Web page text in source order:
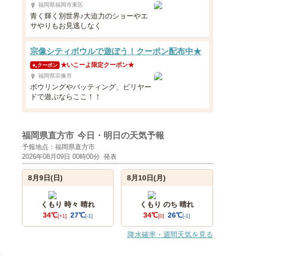
福岡県福岡市東区
青く輝く別世界♪大迫力のショーやエ
サやりもお見逃しなく
宗像シティボウルで遊ぼう！クーポン配布中★
クーポン ★いこーよ限定クーポン★
福岡県宗像市
ボウリングやバッティング、ビリヤー
ドで遊ぶならここ！！
福岡県直方市 今日・明日の天気予報
予報地点：福岡県直方市
2026年08月09日 00時00分 発表
8月9日(日)
くもり 時々 晴れ
34℃[+1] 27℃[-1]
8月10日(月)
くもり のち 晴れ
34℃[0] 26℃[-1]
降水確率・週間天気を見る